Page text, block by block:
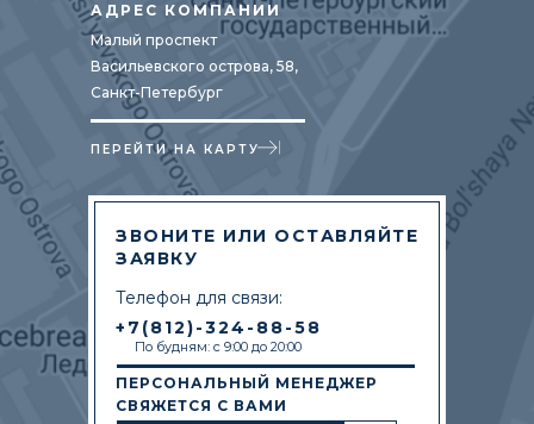
Телефон для связи:
ЗВОНИТЕ ИЛИ ОСТАВЛЯЙТЕ
ЗАЯВКУ
+7(812)-324-88-58
ПЕРСОНАЛЬНЫЙ МЕНЕДЖЕР
СВЯЖЕТСЯ С ВАМИ
По будням: с 9:00 до 20:00
АДРЕС КОМПАНИИ
Малый проспект
Васильевского острова, 58,
Санкт-Петербург
ПЕРЕЙТИ НА КАРТУ